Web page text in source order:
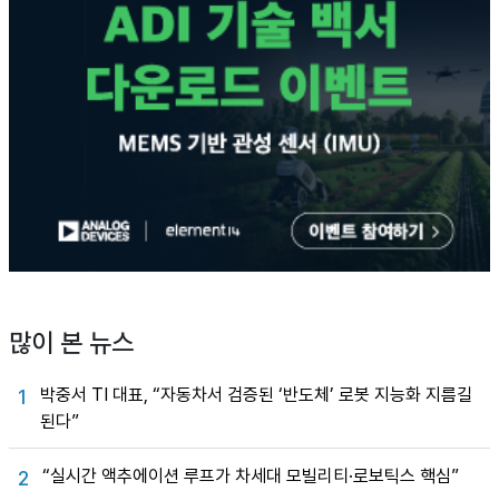
많이 본 뉴스
1
박중서 TI 대표, “자동차서 검증된 ‘반도체’ 로봇 지능화 지름길
된다”
2 “실시간 액추에이션 루프가 차세대 모빌리티·로보틱스 핵심”